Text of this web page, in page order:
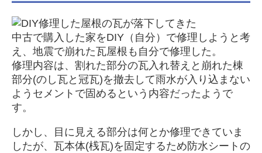
中古で購入した家をDIY（自分）で修理しようと考
え、地震で崩れた瓦屋根も自分で修理した。
修理内容は、割れた部分の瓦入れ替えと崩れた棟
部分(のし瓦と冠瓦)を撤去して雨水が入り込まない
ようセメントで固めるという内容だったようで
す。
しかし、目に見える部分は何とか修理できていま
したが、瓦本体(桟瓦)を固定するため防水シートの